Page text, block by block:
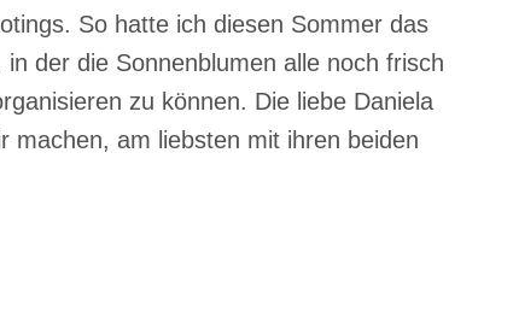
So hatte ich diesen Sommer das
der die Sonnenblumen alle noch frisch
zu können. Die liebe Daniela
machen, am liebsten mit ihren beiden